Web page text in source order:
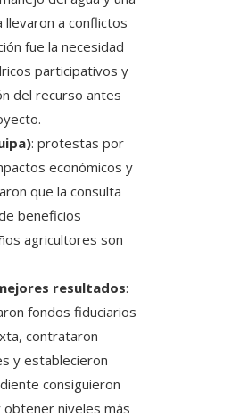
llevaron a conflictos
fue la necesidad
participativos y
del recurso antes
: protestas por
económicos y
que la consulta
beneficios
agricultores son
resultados:
fondos fiduciarios
contrataron
y establecieron
consiguieron
niveles más